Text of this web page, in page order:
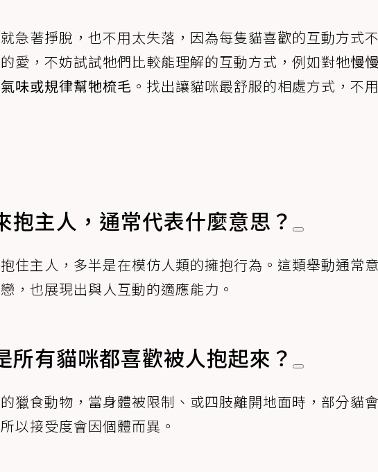
急著掙脫，也不用太失落，因為每隻貓喜歡的互動方式
愛，不妨試試牠們比較能理解的互動方式，例如對牠慢
味或規律幫牠梳毛 。找出讓貓咪最舒服的相處方式，不
抱主人，通常代表什麼意思？
住主人，多半是在模仿人類的擁抱行為。這類舉動通常
，也展現出與人互動的適應能力。
所有貓咪都喜歡被人抱起來？
獵食動物，當身體被限制、或四肢離開地面時，部分貓
以接受度會因個體而異。